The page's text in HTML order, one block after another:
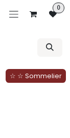
0
☆ ☆ Sommelier